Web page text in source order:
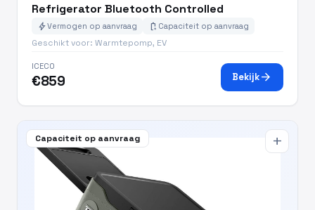
Refrigerator Bluetooth Controlled
boltVermogen op aanvraag battery_charging_full Capaciteit op aanvraag
Geschikt voor: Warmtepomp, EV
ICECO
€859 Bekijkarrow_forward
Capaciteit op aanvraag add